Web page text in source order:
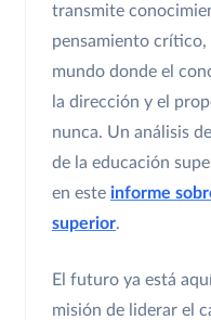
transmite
pensamiento
mundo donde el
la dirección y el
nunca. Un análisis
de la educación
en este informe
superior.
El futuro ya está
misión de liderar el